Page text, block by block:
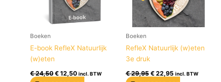
Boeken
E-book RefleX Natuurlijk
(w)eten
€24,50 € 12,50 incl. BTW
Boeken
RefleX Natuurlijk (w)eten
3e druk
€29,95 €22,95 incl. BTW